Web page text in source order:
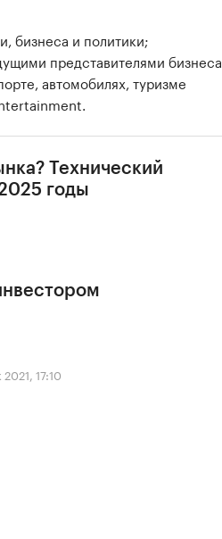
бизнеса и политики;
представителями бизнеса
автомобилях, туризме
Технический
годы
17:10